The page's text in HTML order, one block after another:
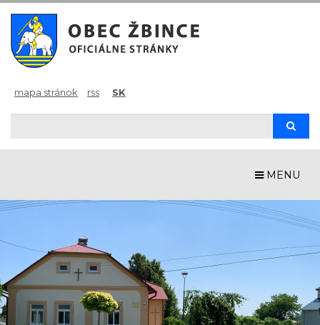
mapa stránok rss SK
MENU